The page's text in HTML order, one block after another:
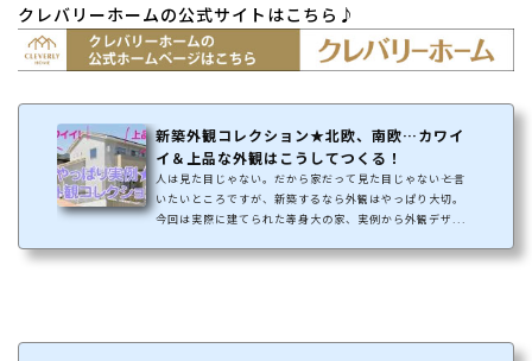
クレバリーホームの公式サイトはこちら♪
新築外観コレクション★北欧、南欧…カワイ
イ＆上品な外観はこうしてつくる！
人は見た目じゃない。だから家だって見た目じゃない――と言
いたいところですが、新築するなら外観はやっぱり大切。
今回は実際に建てられた等身大の家、実例から外観デザ...